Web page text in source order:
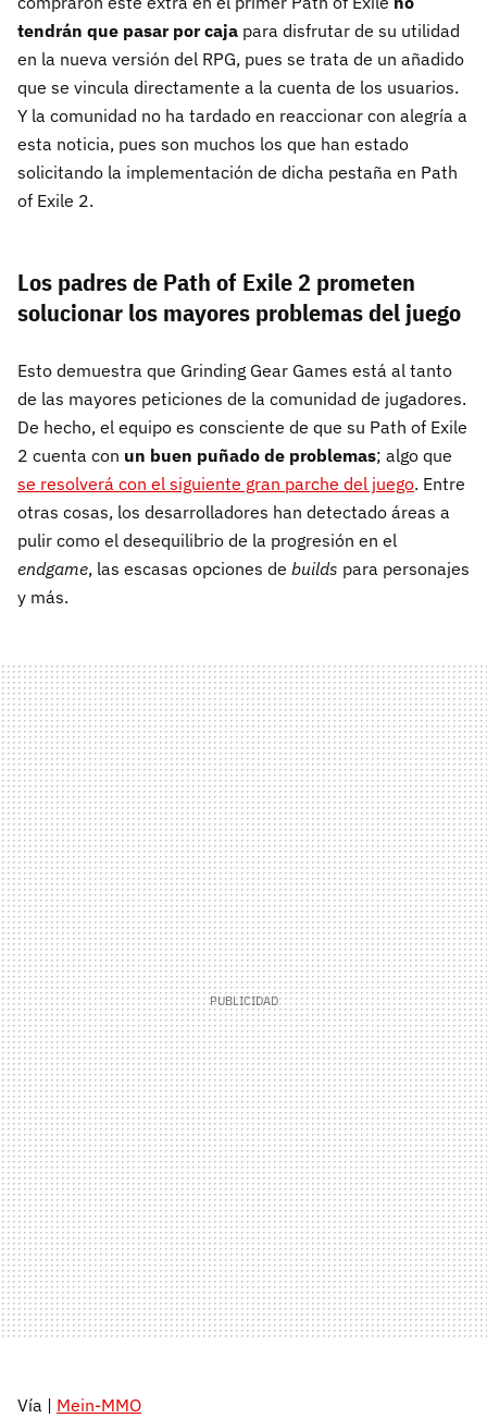
tendrán que pasar por caja para disfrutar de su utilidad
en la nueva versión del RPG, pues se trata de un añadido
que se vincula directamente a la cuenta de los usuarios.
Y la comunidad no ha tardado en reaccionar con alegría a
esta noticia, pues son muchos los que han estado
solicitando la implementación de dicha pestaña en Path
of Exile 2.
Los padres de Path of Exile 2 prometen
solucionar los mayores problemas del juego
Esto demuestra que Grinding Gear Games está al tanto
de las mayores peticiones de la comunidad de jugadores.
De hecho, el equipo es consciente de que su Path of Exile
2 cuenta con un buen puñado de problemas; algo que
se resolverá con el siguiente gran parche del juego. Entre
otras cosas, los desarrolladores han detectado áreas a
pulir como el desequilibrio de la progresión en el
endgame, las escasas opciones de builds para personajes
y más.
Vía | Mein-MMO